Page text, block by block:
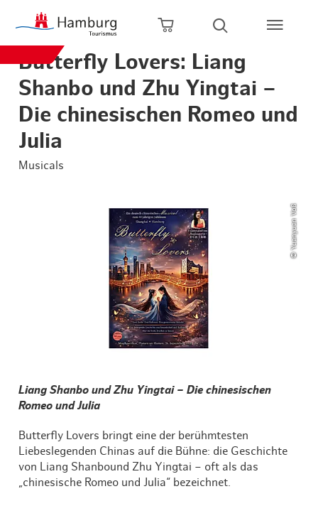
Zum Hauptinhalt springen
Zur Hauptnavigation springen
Zur Volltextsuche springen
Zum Footer springen
Warenkorb öffnen
Suche öffnen
Butterfly Lovers: Liang
Shanbo und Zhu Yingtai –
Die chinesischen Romeo und
Julia
Musicals
© Yuanyuan Voß
Liang Shanbo und Zhu Yingtai – Die chinesischen
Romeo und Julia
Butterfly Lovers bringt eine der berühmtesten
Liebeslegenden Chinas auf die Bühne: die Geschichte
von Liang Shanbound Zhu Yingtai – oft als das
„chinesische Romeo und Julia“ bezeichnet.